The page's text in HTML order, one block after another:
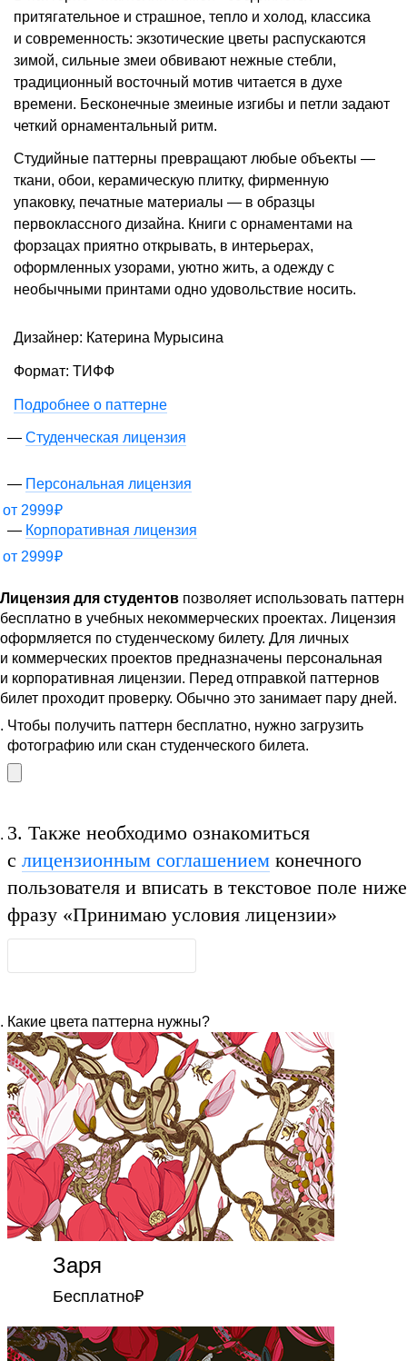
притягательное и страшное, тепло и холод, классика
и современность: экзотические цветы распускаются
зимой, сильные змеи обвивают нежные стебли,
традиционный восточный мотив читается в духе
времени. Бесконечные змеиные изгибы и петли задают
четкий орнаментальный ритм.
Студийные паттерны превращают любые объекты —
ткани, обои, керамическую плитку, фирменную
упаковку, печатные материалы — в образцы
первоклассного дизайна. Книги с орнаментами на
форзацах приятно открывать, в интерьерах,
оформленных узорами, уютно жить, а одежду с
необычными принтами одно удовольствие носить.
Дизайнер: Катерина Мурысина
Формат: ТИФФ
Подробнее о паттерне
Студенческая лицензия
Персональная лицензия
от 2999₽
Корпоративная лицензия
от 2999₽
Лицензия для студентов позволяет использовать паттерн
бесплатно в учебных некоммерческих проектах. Лицензия
оформляется по студенческому билету. Для личных
и коммерческих проектов предназначены персональная
и корпоративная лицензии. Перед отправкой паттернов
билет проходит проверку. Обычно это занимает пару дней.
Чтобы получить паттерн бесплатно, нужно загрузить
фотографию или скан студенческого билета.
3. Также необходимо ознакомиться
с лицензионным соглашением конечного
пользователя и вписать в текстовое поле ниже
фразу «Принимаю условия лицензии»
Какие цвета паттерна нужны?
Заря
Бесплатно₽